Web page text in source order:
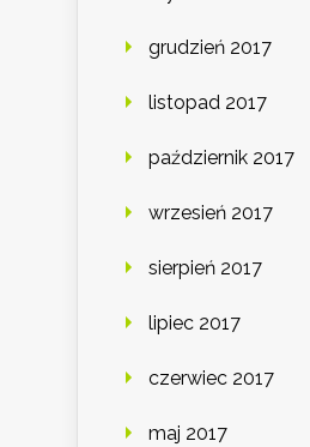
grudzień 2017
listopad 2017
październik 2017
wrzesień 2017
sierpień 2017
lipiec 2017
czerwiec 2017
maj 2017